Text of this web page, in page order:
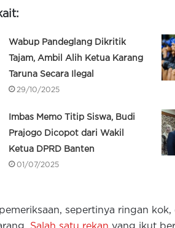
Wabup Pandeglang Dikritik
Tajam, Ambil Alih Ketua Karang
Taruna Secara Ilegal
29/10/2025
Imbas Memo Titip Siswa, Budi
Prajogo Dicopot dari Wakil
Ketua DPRD Banten
01/07/2025
sepertinya ringan